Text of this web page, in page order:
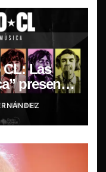
CL: Las
presenta